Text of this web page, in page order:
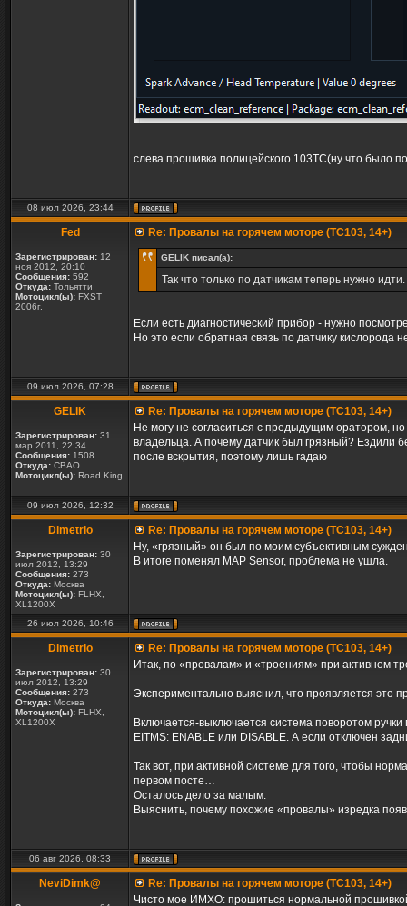
слева прошивка полицейского 103ТС(ну что было
08 июл 2026, 23:44
Fed
Зарегистрирован: 12
ноя 2012, 20:10
Сообщения: 592
Откуда: Тольятти
Мотоцикл(ы): FXST
2006г.
Re: Провалы на горячем моторе (TC103, 14+)
GELIK писал(а):
Так что только по датчикам теперь нужно
Если есть диагностический прибор - нужно
Но это если обратная связь по датчику кислорода
09 июл 2026, 07:28
GELIK
Зарегистрирован: 31
мар 2011, 22:34
Сообщения: 1508
Откуда: СВАО
Мотоцикл(ы): Road King
Re: Провалы на горячем моторе (TC103, 14+)
Не могу не согласиться с предыдущим оратором,
владельца. А почему датчик был грязный? Ездили
после вскрытия, поэтому лишь гадаю
09 июл 2026, 12:32
Dimetrio
Зарегистрирован: 30
июл 2012, 13:29
Сообщения: 273
Откуда: Москва
Мотоцикл(ы): FLHX,
XL1200X
Re: Провалы на горячем моторе (TC103, 14+)
Ну, «грязный» он был по моим субъективным
В итоге поменял MAP Sensor, проблема не ушла.
26 июл 2026, 10:46
Dimetrio
Зарегистрирован: 30
июл 2012, 13:29
Сообщения: 273
Откуда: Москва
Мотоцикл(ы): FLHX,
XL1200X
Re: Провалы на горячем моторе (TC103, 14+)
Итак, по «провалам» и «троениям» при активном
Экспериментально выяснил, что проявляется это
Включается-выключается система поворотом
EITMS: ENABLE или DISABLE. А если отключен
Так вот, при активной системе для того, чтобы
первом посте…
Осталось дело за малым:
Выяснить, почему похожие «провалы» изредка
06 авг 2026, 08:33
NeviDimk@
Re: Провалы на горячем моторе (TC103, 14+)
Чисто мое ИМХО: прошиться нормальной